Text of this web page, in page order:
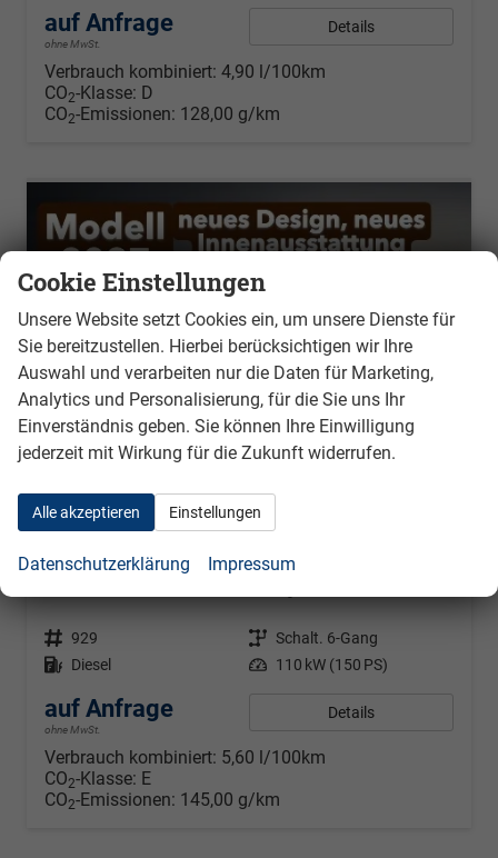
auf Anfrage
ohne MwSt.
Details
Verbrauch kombiniert: 4,90 l/100km
CO2-Klasse: D
CO2-Emissionen: 128,00 g/km
Fahrzeugnr. 929 Getriebe Schalt. 6-Gang
Kraftstoff Diesel Leistung 110 kW (150 PS)
auf Anfrage
ohne MwSt.
Details
Verbrauch kombiniert: 5,60 l/100km
CO2-Klasse: E
CO2-Emissionen: 145,00 g/km
Cookie Einstellungen
Unsere Website setzt Cookies ein, um unsere Dienste für
Sie bereitzustellen. Hierbei berücksichtigen wir Ihre
Auswahl und verarbeiten nur die Daten für Marketing,
Analytics und Personalisierung, für die Sie uns Ihr
Einverständnis geben. Sie können Ihre Einwilligung
jederzeit mit Wirkung für die Zukunft widerrufen.
Alle akzeptieren Einstellungen
Datenschutzerklärung Impressum